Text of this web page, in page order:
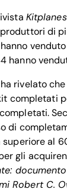
Kitplanes
di
hanno
rivelato
completati
di
al
gli
Robert C.